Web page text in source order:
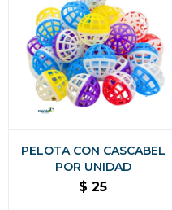
PELOTA CON CASCABEL
POR UNIDAD
$ 25